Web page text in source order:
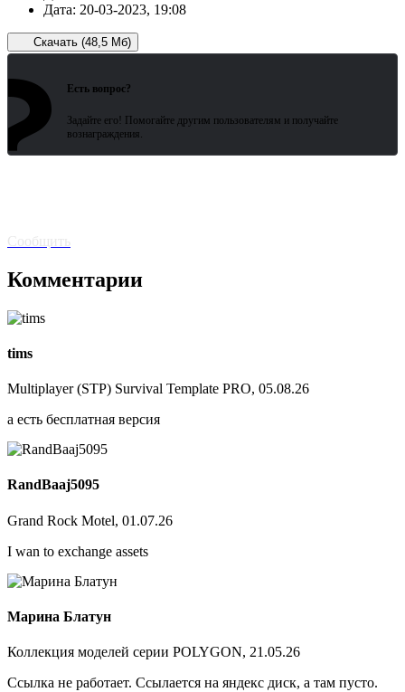
Дата: 20-03-2023, 19:08
Скачать (48,5 Мб)
Есть вопрос?
Задайте его! Помогайте другим пользователям и получайте
вознаграждения.
Сообщить
Комментарии
tims
Multiplayer (STP) Survival Template PRO, 05.08.26
а есть бесплатная версия
RandBaaj5095
Grand Rock Motel, 01.07.26
I wan to exchange assets
Марина Блатун
Коллекция моделей серии POLYGON, 21.05.26
Ссылка не работает. Ссылается на яндекс диск, а там пусто.